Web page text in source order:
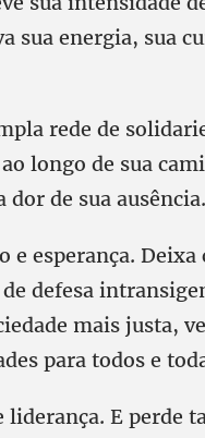
sua energia, sua
rede de
longo de sua
de sua ausência.
esperança. Deixa
defesa
mais justa,
para todos e
E perde